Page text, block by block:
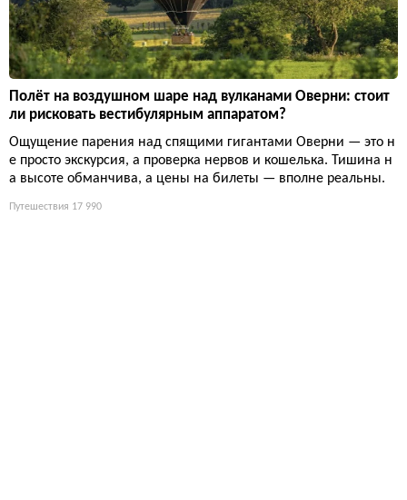
Полёт на воздушном шаре над вулканами Оверни: стоит
ли рисковать вестибулярным аппаратом?
Ощущение парения над спящими гигантами Оверни — это н
е просто экскурсия, а проверка нервов и кошелька. Тишина н
а высоте обманчива, а цены на билеты — вполне реальны.
Путешествия 17 990